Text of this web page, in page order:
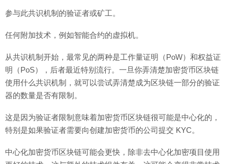
参与此共识机制的验证者或矿工。
任何附加技术，例如智能合约的虚拟机。
从共识机制开始，最常见的两种是工作量证明（PoW）和权益证
明（PoS），后者最近特别流行。一旦你弄清楚加密货币区块链
使用什么共识机制，就可以尝试弄清楚成为区块链一部分的验证
器的数量是否有限制。
这是因为验证者限制意味着加密货币区块链很可能是中心化的，
特别是如果验证者需要向创建加密货币的公司提交 KYC。
中心化加密货币区块链可能会更快，除非去中心化加密项目使用